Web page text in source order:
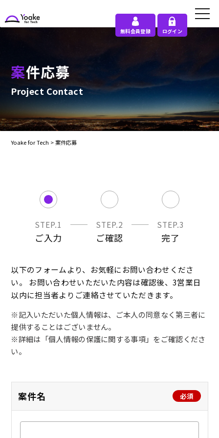
無料会員登録 ログイン
案件応募
Project Contact
Yoake for Tech >案件応募
STEP.1
ご入力
STEP.2
ご確認
STEP.3
完了
以下のフォームより、お気軽にお問い合わせくださ
い。 お問い合わせいただいた内容は確認後、3営業日
以内に担当者よりご連絡させていただきます。
※記入いただいた個人情報は、ご本人の同意なく第三者に
提供することはございません。
※詳細は「個人情報の保護に関する事項」をご確認くださ
い。
必須
案件名